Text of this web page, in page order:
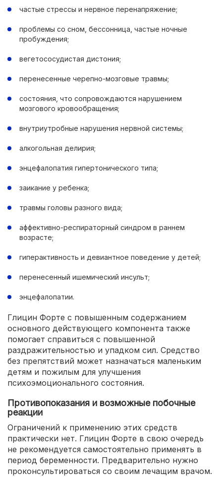
частые стрессы и нервное перенапряжение;
проблемы со сном, бессонница, частые ночные
пробуждения;
вегетососудистая дистония;
перенесенные черепно-мозговые травмы;
состояния, что сопровождаются нарушением
мозгового кровообращения;
внутриутробные нарушения нервной системы;
алкогольная делирия;
энцефалопатия гипертонического типа;
заикание у ребенка;
травмы головы разного вида;
аффективно-респираторный синдром в раннем
возрасте;
гиперактивность и девиантное поведение у детей;
перенесенный ишемический инсульт;
энцефалопатии.
Глицин Форте с повышенным содержанием
основного действующего компонента также
помогает справиться с повышенной
раздражительностью и упадком сил. Средство
без препятствий может назначаться маленьким
детям и пожилым для улучшения
психоэмоционального состояния.
Противопоказания и возможные побочные
реакции
Ограничений к применению этих средств
практически нет. Глицин Форте в свою очередь
не рекомендуется самостоятельно применять в
период беременности. Предварительно нужно
проконсультироваться со своим лечащим врачом.